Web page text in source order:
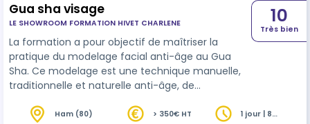
Gua sha visage
LE SHOWROOM FORMATION HIVET CHARLENE
La formation a pour objectif de maîtriser la
pratique du modelage facial anti-âge au Gua
Sha. Ce modelage est une technique manuelle,
traditionnelle et naturelle anti-âge, de
rajeunissement facial. Elle consiste en un travail
10
Très bien
Ham (80) > 350€ HT
1 jour | 8